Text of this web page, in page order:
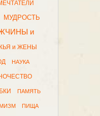
МУДРОСТЬ
и
и ЖЕНЫ
НАУКА
ПАМЯТЬ
ПИЩА